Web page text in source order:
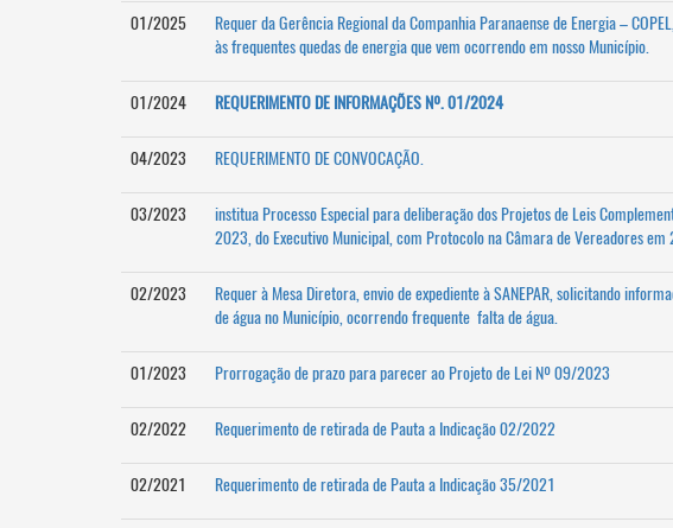
01/2025
Requer da Gerência Regional da Companhia Paranaense de Energia –
às frequentes quedas de energia que vem ocorrendo em nosso Município.
01/2024 REQUERIMENTO DE INFORMAÇÕES Nº. 01/2024
04/2023 REQUERIMENTO DE CONVOCAÇÃO.
03/2023
institua Processo Especial para deliberação dos Projetos de Leis
2023, do Executivo Municipal, com Protocolo na Câmara de Vereadores
02/2023
Requer à Mesa Diretora, envio de expediente à SANEPAR, solicitando
de água no Município, ocorrendo frequente falta de água.
01/2023 Prorrogação de prazo para parecer ao Projeto de Lei Nº 09/2023
02/2022 Requerimento de retirada de Pauta a Indicação 02/2022
02/2021 Requerimento de retirada de Pauta a Indicação 35/2021